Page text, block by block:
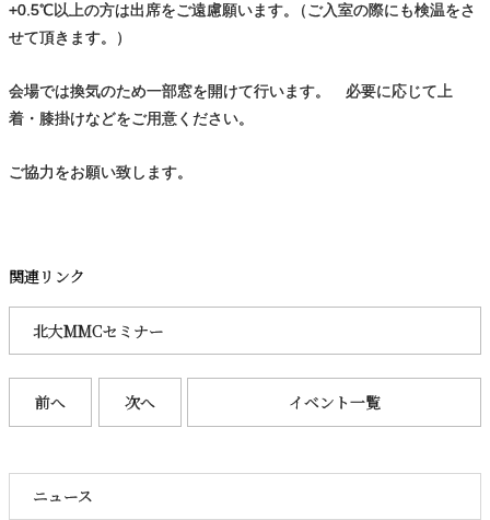
ニュース
+0.5℃以上の方は出席をご遠慮願います。
（ご入室の際にも検温をさ
せて頂きます。）
会場では換気のため一部窓を開けて行います。 必要に応じて上
着・膝掛けなどをご用意ください。
ご協力をお願い致します。
関連リンク
北大MMCセミナー
前へ 次へ イベント一覧